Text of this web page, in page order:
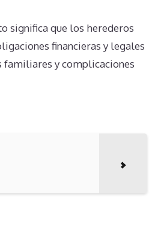
significa que los herederos
financieras y legales
familiares y complicaciones